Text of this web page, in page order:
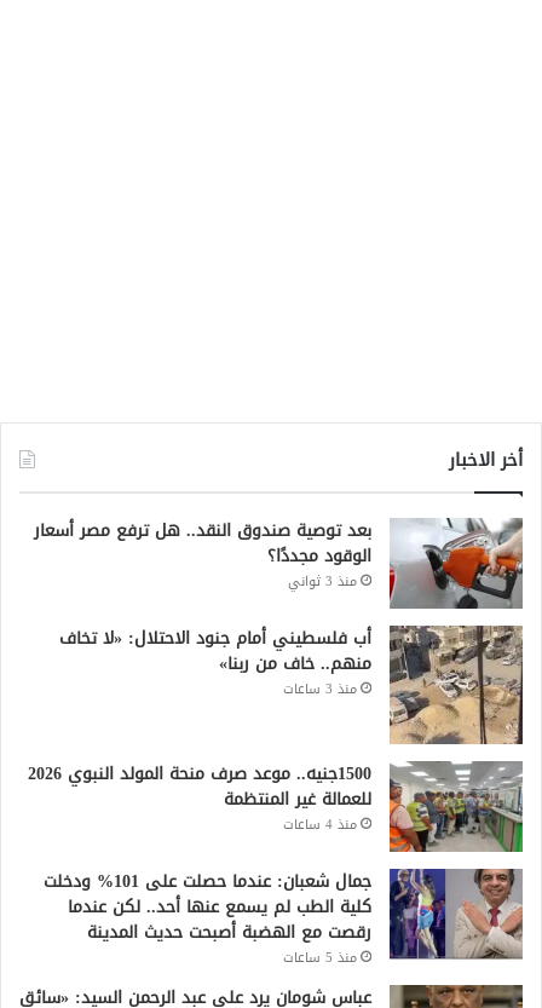
أخر الاخبار
بعد توصية صندوق النقد.. هل ترفع مصر أسعار
الوقود مجددًا؟
منذ 3 ثواني
أب فلسطيني أمام جنود الاحتلال: «لا تخاف
منهم.. خاف من ربنا»
منذ 3 ساعات
1500جنيه.. موعد صرف منحة المولد النبوي 2026
للعمالة غير المنتظمة
منذ 4 ساعات
جمال شعبان: عندما حصلت على 101% ودخلت
كلية الطب لم يسمع عنها أحد.. لكن عندما
رقصت مع الهضبة أصبحت حديث المدينة
منذ 5 ساعات
عباس شومان يرد على عبد الرحمن السيد: «سائق